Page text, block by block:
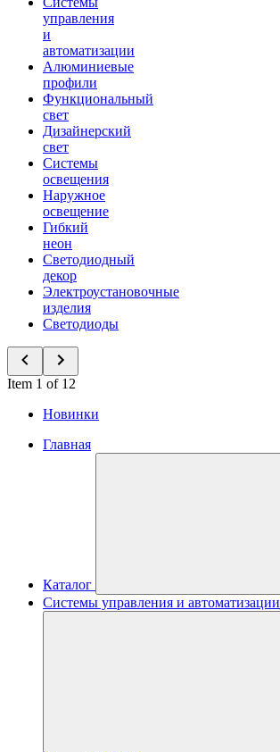
управления
и
автоматизации
Алюминиевые
профили
Функциональный
свет
Дизайнерский
свет
Системы
освещения
Наружное
освещение
Гибкий
неон
Светодиодный
декор
Электроустановочные
изделия
Светодиоды
Item 1 of 12
Новинки
Главная
Каталог
Системы управления и автоматизации